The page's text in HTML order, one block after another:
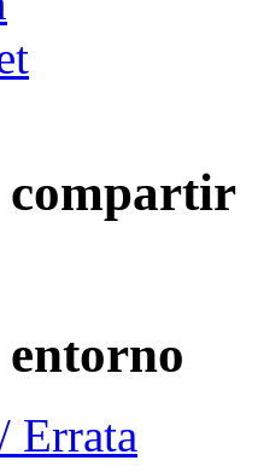
compartir
entorno
Errata